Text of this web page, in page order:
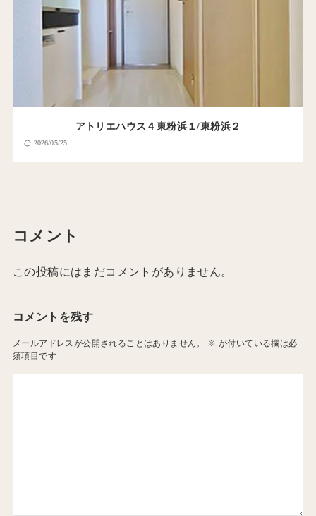
アトリエハウス４東粉浜１/東粉浜２
2026/05/25
コメント
この投稿にはまだコメントがありません。
コメントを残す
メールアドレスが公開されることはありません。 ※ が付いている欄は必
須項目です